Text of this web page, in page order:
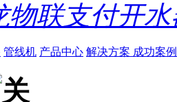
物联支付开水
管线机 产品中心 解决方案 成功案例